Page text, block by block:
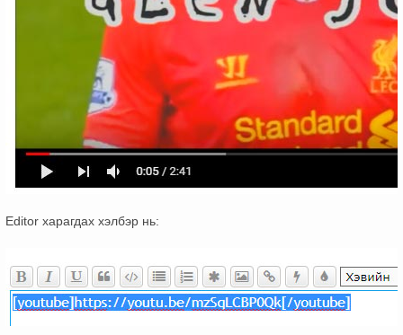
Editor харагдах хэлбэр нь: